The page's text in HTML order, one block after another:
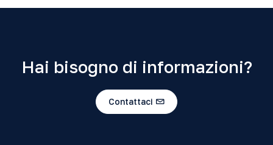
Hai bisogno di informazioni?
Contattaci